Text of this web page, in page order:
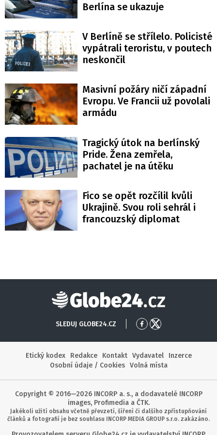
Berlína se ukazuje
V Berlíně se střílelo. Policisté
vypátrali teroristu, v poutech
neskončil
Masivní požáry ničí západní
Evropu. Ve Francii už povolali
armádu
Tragický útok na berlínský
Pride. Žena zemřela,
pachatel je na útěku
Fico se opět rozčílil kvůli
Ukrajině. Svou roli sehrál i
francouzský diplomat
Globe24
SLEDUJ GLOBE24.CZ
Přejít
Facebook
Přejít
X
Etický kodex
Redakce Kontakt Vydavatel
Inzerce
Osobní údaje / Cookies
Volná místa
Copyright © 2016—2026 INCORP a. s., a dodavatelé INCORP
images, Profimedia a ČTK.
Jakékoli užití obsahu včetně převzetí, šíření či dalšího zpřístupňování
článků a fotografií je bez souhlasu INCORP MEDIA GROUP s.r.o. zakázáno.